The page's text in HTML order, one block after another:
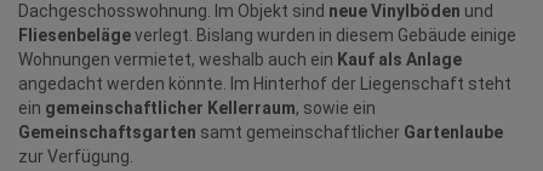
Dachgeschosswohnung. Im Objekt sind neue Vinylböden und
Fliesenbelägeverlegt. Bislang wurden in diesem Gebäude einige
Wohnungen vermietet, weshalb auch ein Kauf als Anlage
angedacht werden könnte. Im Hinterhof der Liegenschaft steht
ein gemeinschaftlicher Kellerraum, sowie ein
Gemeinschaftsgarten samt gemeinschaftlicher Gartenlaube
zur Verfügung.